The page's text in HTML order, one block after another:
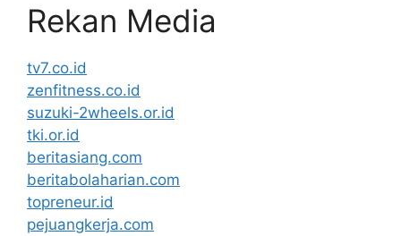
Rekan Media
tv7.co.id
zenfitness.co.id
suzuki-2wheels.or.id
tki.or.id
beritasiang.com
beritabolaharian.com
topreneur.id
pejuangkerja.com